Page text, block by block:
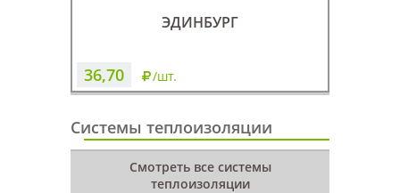
ЭДИНБУРГ
36,70 /шт.
Системы теплоизоляции
Смотреть все системы
теплоизоляции